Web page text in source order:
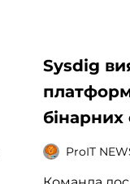
Sysdig
бінарних
ProIT